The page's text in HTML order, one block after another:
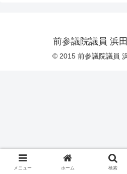
前参議院議員 浜
© 2015 前参議院議員
メニュー ホーム 検索